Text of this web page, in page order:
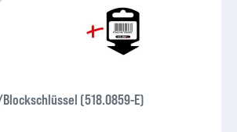
(518.0859-E)